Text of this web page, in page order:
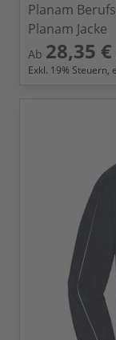
Planam
Planam Jacke
Ab 28,35 €
Exkl. 19% Steuern,